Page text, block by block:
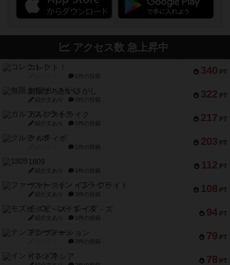
アクセス数 急上昇中
340 PT
コレクト！
1件の投稿
322 PT
無限まちがいさがし
紹介文あり 2件の投稿
217 PT
ガルフストライク
紹介文あり 1件の投稿
203 PT
クルティボ
1件の投稿
112 PT
1809
紹介文あり 1件の投稿
108 PT
ファースト・イン・フライト
紹介文あり 3件の投稿
94 PT
モズビ－ズ・レイダ－ズ
紹介文あり 1件の投稿
79 PT
テンプテーション
2件の投稿
78 PT
インドネシア